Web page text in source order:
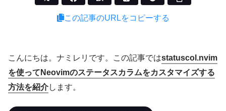
この記事のURLをコピーする
こんにちは。ナミレリです。この記事ではstatuscol.nvim
を使ってNeovimのステータスカラムをカスタマイズする
方法を紹介します。